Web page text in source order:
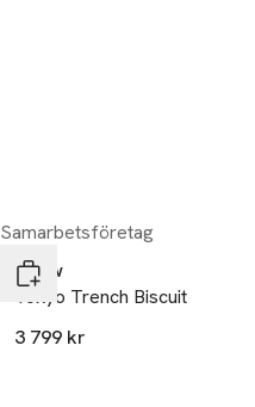
Samarbetsföretag
Neuw
Tokyo Trench Biscuit
3 799 kr